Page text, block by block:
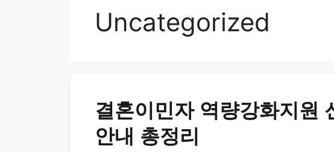
Uncategorized
결혼이민자 역량강화지원
안내 총정리